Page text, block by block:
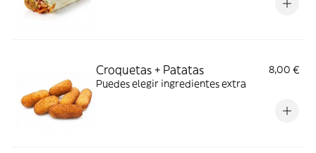
Croquetas + Patatas
8,00 €
Puedes elegir ingredientes extra